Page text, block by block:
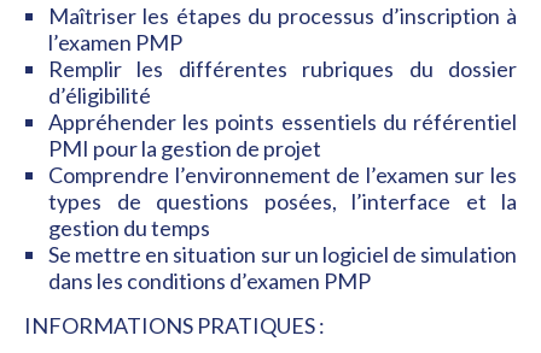
Maîtriser les étapes du processus d’inscription à
l’examen PMP
Remplir les différentes rubriques du dossier
d’éligibilité
Appréhender les points essentiels du référentiel
PMI pour la gestion de projet
Comprendre l’environnement de l’examen sur les
types de questions posées, l’interface et la
gestion du temps
Se mettre en situation sur un logiciel de simulation
dans les conditions d’examen PMP
INFORMATIONS PRATIQUES :